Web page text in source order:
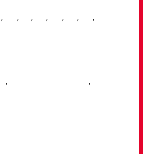
, , , , , , ,
, ,